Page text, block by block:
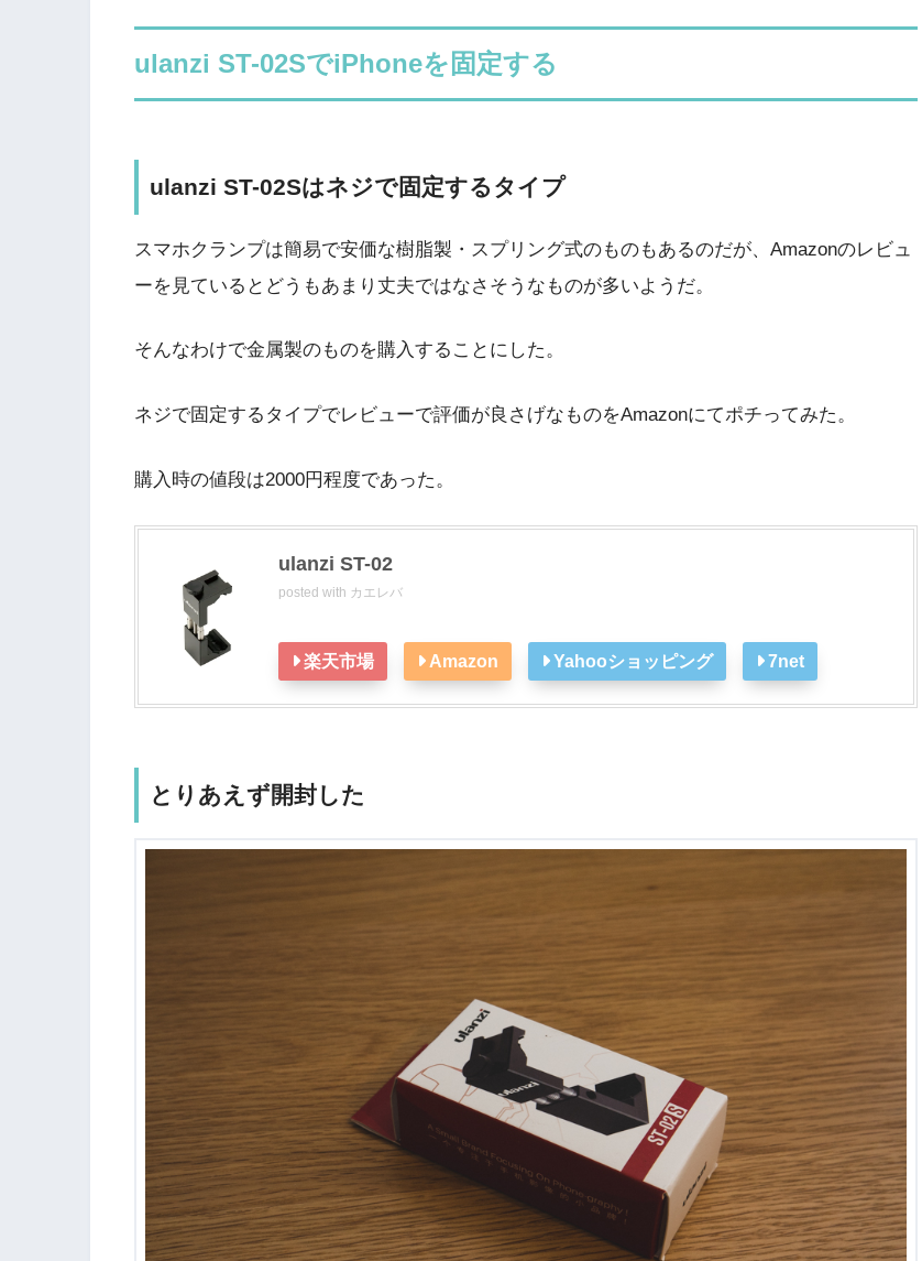
ulanzi ST-02SでiPhoneを固定する
ulanzi ST-02Sはネジで固定するタイプ
スマホクランプは簡易で安価な樹脂製・スプリング式のものもあるのだが、Amazonのレビュ
ーを見ているとどうもあまり丈夫ではなさそうなものが多いようだ。
そんなわけで金属製のものを購入することにした。
ネジで固定するタイプでレビューで評価が良さげなものをAmazonにてポチってみた。
購入時の値段は2000円程度であった。
ulanzi ST-02
posted with カエレバ
楽天市場 Amazon Yahooショッピング 7net
とりあえず開封した